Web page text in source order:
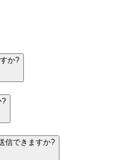
か?
?
信できますか?